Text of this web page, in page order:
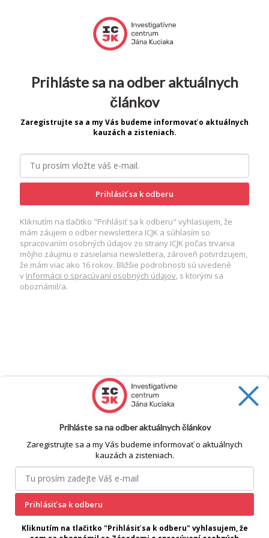
cookie
Prihláste sa na odber aktuálnych
článkov
Zaregistrujte sa a my Vás budeme informovať o aktuálnych
kauzách a zisteniach.
Prihlásiť sa k odberu
Kliknutím na tlačitko "Prihlásiť sa k odberu" vyhlasujem, že
mám záujem o odber newslettera ICJK a súhlasím so
spracovaním osobných údajov zo strany ICJK počas trvania
môjho záujmu o zasielania newslettera, zároveň potvrdzujem,
že mám viac ako 16 rokov. Bližšie podrobnosti sú uvedené
v Informácii o spracúvaní osobných údajov, s ktorými sa
oboznámil/a.
Prihláste sa na odber aktuálnych článkov
Zaregistrujte sa a my Vás budeme informovať o aktuálnych
kauzách a zisteniach.
Prihlásiť sa k odberu
Kliknutím na tlačitko "Prihlásiť sa k odberu" vyhlasujem, že